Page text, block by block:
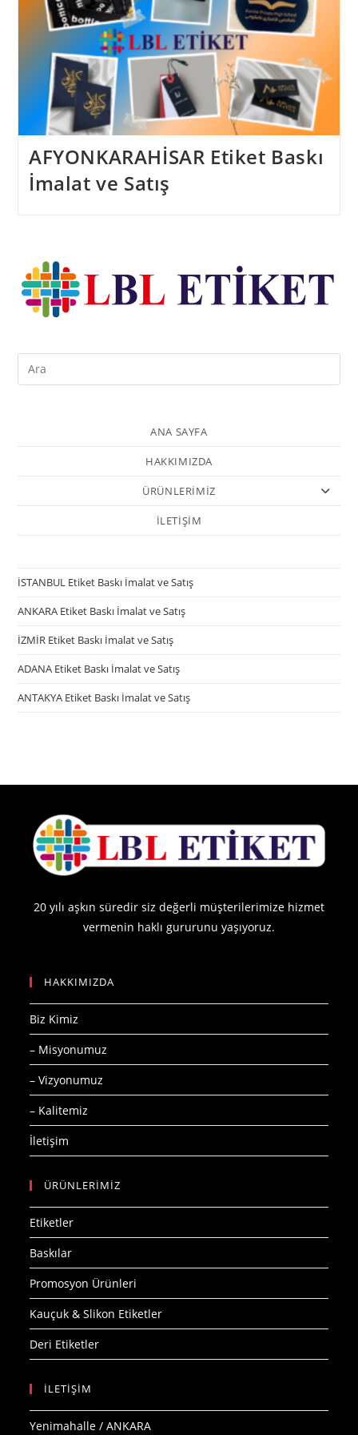
AFYONKARAHİSAR Etiket Baskı
İmalat ve Satış
ANA SAYFA
HAKKIMIZDA
ÜRÜNLERİMİZ
İLETİŞİM
İSTANBUL Etiket Baskı İmalat ve Satış
ANKARA Etiket Baskı İmalat ve Satış
İZMİR Etiket Baskı İmalat ve Satış
ADANA Etiket Baskı İmalat ve Satış
ANTAKYA Etiket Baskı İmalat ve Satış
20 yılı aşkın süredir siz değerli müşterilerimize hizmet
vermenin haklı gururunu yaşıyoruz.
HAKKIMIZDA
Biz Kimiz
– Misyonumuz
– Vizyonumuz
– Kalitemiz
İletişim
ÜRÜNLERİMİZ
Etiketler
Baskılar
Promosyon Ürünleri
Kauçuk & Slikon Etiketler
Deri Etiketler
İLETİŞİM
Yenimahalle / ANKARA